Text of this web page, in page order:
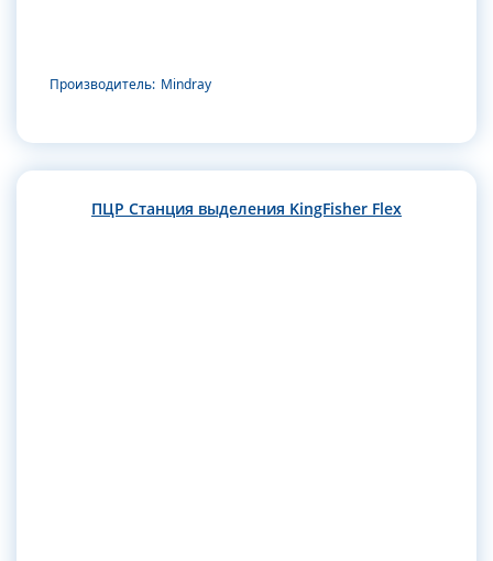
Производитель: Mindray
ПЦР Станция выделения KingFisher Flex